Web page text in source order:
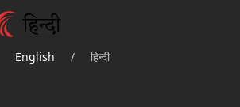
English / हिन्दी